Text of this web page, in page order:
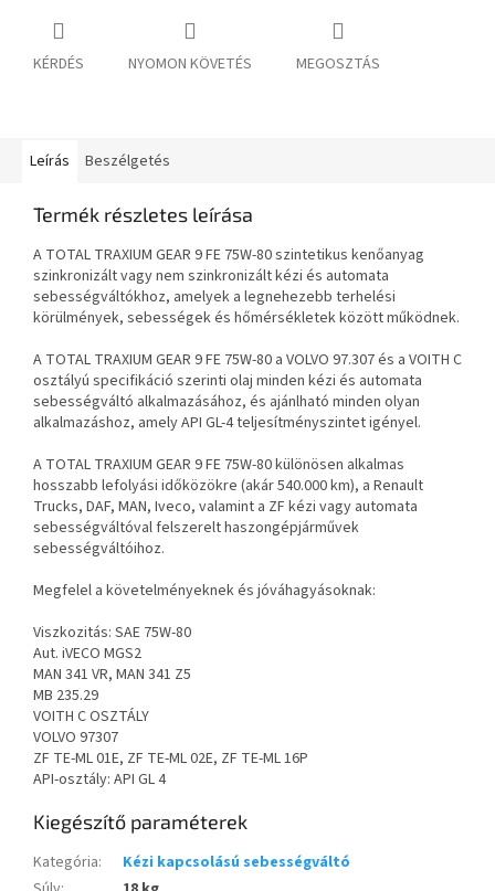
KÉRDÉS NYOMON KÖVETÉS MEGOSZTÁS
Leírás Beszélgetés
Termék részletes leírása
A TOTAL TRAXIUM GEAR 9 FE 75W-80 szintetikus kenőanyag
szinkronizált vagy nem szinkronizált kézi és automata
sebességváltókhoz, amelyek a legnehezebb terhelési
körülmények, sebességek és hőmérsékletek között működnek.
A TOTAL TRAXIUM GEAR 9 FE 75W-80 a VOLVO 97.307 és a VOITH C
osztályú specifikáció szerinti olaj minden kézi és automata
sebességváltó alkalmazásához, és ajánlható minden olyan
alkalmazáshoz, amely API GL-4 teljesítményszintet igényel.
A TOTAL TRAXIUM GEAR 9 FE 75W-80 különösen alkalmas
hosszabb lefolyási időközökre (akár 540.000 km), a Renault
Trucks, DAF, MAN, Iveco, valamint a ZF kézi vagy automata
sebességváltóval felszerelt haszongépjárművek
sebességváltóihoz.
Megfelel a követelményeknek és jóváhagyásoknak:
Viszkozitás: SAE 75W-80
Aut. iVECO MGS2
MAN 341 VR, MAN 341 Z5
MB 235.29
VOITH C OSZTÁLY
VOLVO 97307
ZF TE-ML 01E, ZF TE-ML 02E, ZF TE-ML 16P
API-osztály: API GL 4
Kiegészítő paraméterek
Kategória:
Kézi kapcsolású sebességváltó